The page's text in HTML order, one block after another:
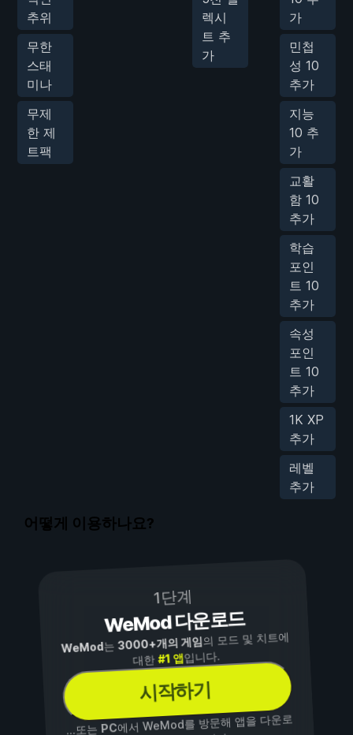
추위
무한
스태
미나
무제
한 제
트팩
렉시
트 추
가
가
민첩
성 10
추가
지능
10 추
가
교활
함 10
추가
학습
포인
트 10
추가
속성
포인
트 10
추가
1K XP
추가
레벨
추가
어떻게 이용하나요?
1단계
WeMod 다운로드
WeMod는3000+개의 게임의 모드 및 치트에
대한#1 앱입니다.
시작하기
...또는PC에서 WeMod를 방문해 앱을 다운로